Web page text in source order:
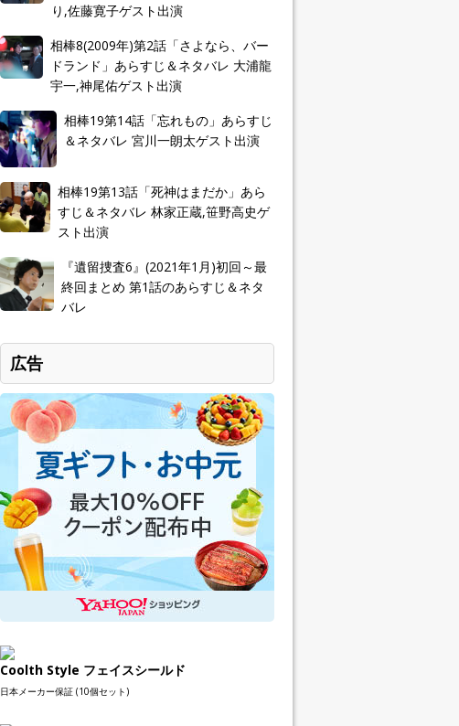
り,佐藤寛子ゲスト出演
相棒8(2009年)第2話「さよなら、バー
ドランド」あらすじ＆ネタバレ 大浦龍
宇一,神尾佑ゲスト出演
相棒19第14話「忘れもの」あらすじ
＆ネタバレ 宮川一朗太ゲスト出演
相棒19第13話「死神はまだか」あら
すじ＆ネタバレ 林家正蔵,笹野高史ゲ
スト出演
『遺留捜査6』(2021年1月)初回～最
終回まとめ 第1話のあらすじ＆ネタ
バレ
広告
Coolth Style フェイスシールド
日本メーカー保証 (10個セット)